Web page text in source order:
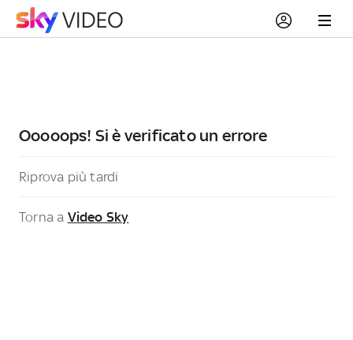
Ooooops! Si è verificato un errore
Riprova più tardi
Torna a Video Sky